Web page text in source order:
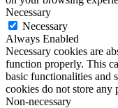
Necessary
Necessary
Always Enabled
Necessary cookies are
function properly. This
basic functionalities and
cookies do not store any
Non-necessary